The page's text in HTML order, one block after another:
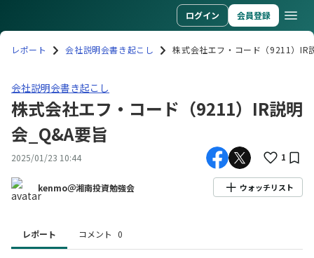
ログイン 会員登録
レポート 会社説明会書き起こし 株式会社エフ・コード（9211）IR
会社説明会書き起こし株式会社エフ・コード（9211）IR説明会
会社説明会書き起こし
株式会社エフ・コード（9211）IR説明
会_Q&A要旨
2025/01/23 10:44 1
kenmo＠湘南投資勉強会 ウォッチリスト
レポート コメント 0